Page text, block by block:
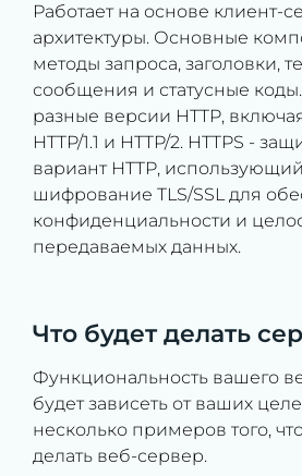
Работает на основе клиент-
архитектуры. Основные
методы запроса, заголовки,
сообщения и статусные
разные версии HTTP,
HTTP/1.1 и HTTP/2. HTTPS -
вариант HTTP, использующий
шифрование TLS/SSL для
конфиденциальности и
передаваемых данных.
Что будет делать
Функциональность вашего
будет зависеть от ваших
несколько примеров того,
делать веб-сервер.